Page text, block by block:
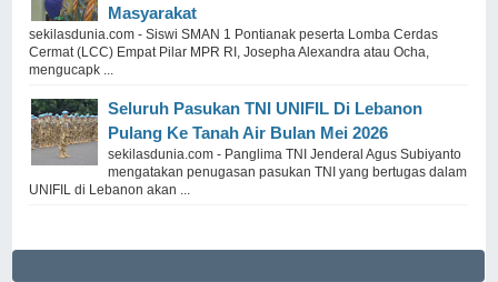
Masyarakat
sekilasdunia.com - Siswi SMAN 1 Pontianak peserta Lomba Cerdas
Cermat (LCC) Empat Pilar MPR RI, Josepha Alexandra atau Ocha,
mengucapk ...
Seluruh Pasukan TNI UNIFIL Di Lebanon
Pulang Ke Tanah Air Bulan Mei 2026
sekilasdunia.com - Panglima TNI Jenderal Agus Subiyanto
mengatakan penugasan pasukan TNI yang bertugas dalam
UNIFIL di Lebanon akan ...